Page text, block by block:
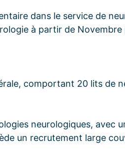
dans le service de
à partir de Novembre
comportant 20 lits de
neurologiques, avec
un recrutement large